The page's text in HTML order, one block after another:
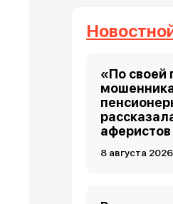
«По своей
аферистов
8 августа